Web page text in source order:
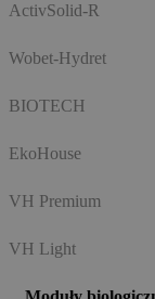
ActivSolid-R
Wobet-Hydret
BIOTECH
EkoHouse
VH Premium
VH Light